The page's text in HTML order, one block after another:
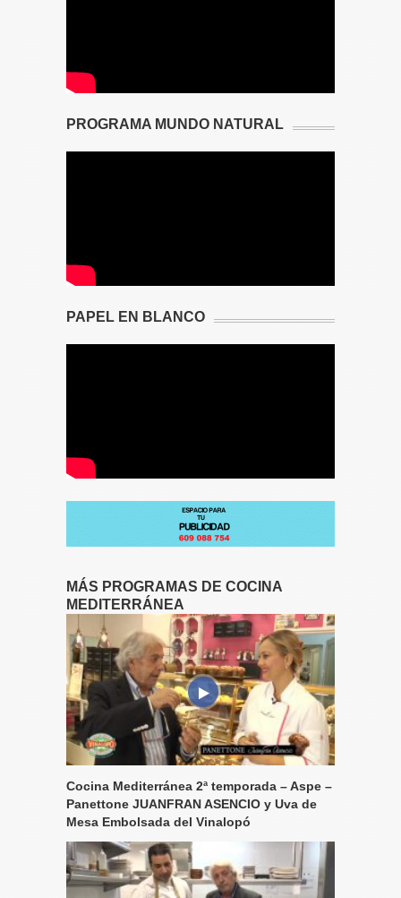
PROGRAMA MUNDO NATURAL
PAPEL EN BLANCO
MÁS PROGRAMAS DE COCINA
MEDITERRÁNEA
Cocina Mediterránea 2ª temporada – Aspe –
Panettone JUANFRAN ASENCIO y Uva de
Mesa Embolsada del Vinalopó